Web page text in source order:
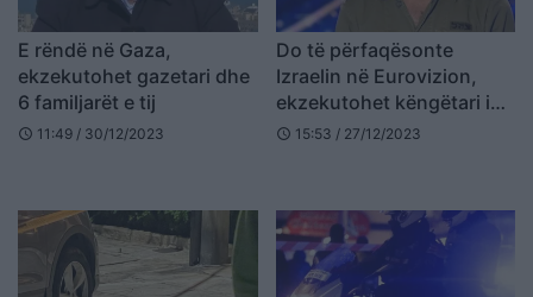
E rëndë në Gaza,
ekzekutohet gazetari dhe
6 familjarët e tij
schedule 11:49 / 30/12/2023
Do të përfaqësonte
Izraelin në Eurovizion,
ekzekutohet këngëtari i
njohur në Gaza
schedule 15:53 / 27/12/2023